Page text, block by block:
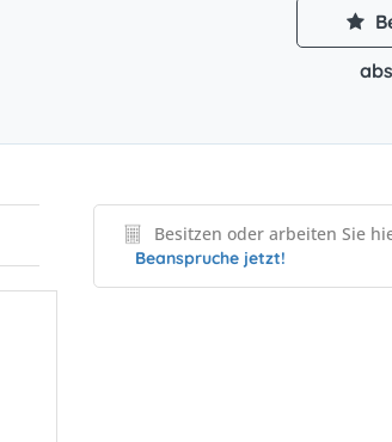
Besitzen oder arbeiten Sie
Beanspruche jetzt!